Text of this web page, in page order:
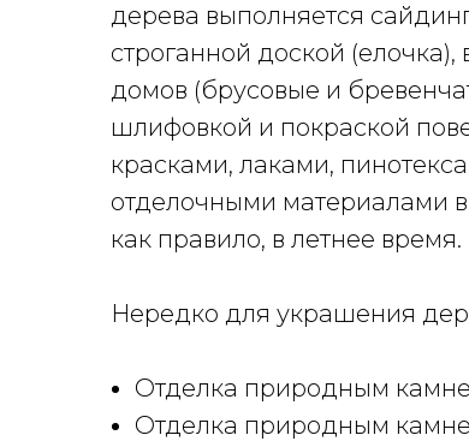
дерева выполняется
строганной доской
домов (брусовые и
шлифовкой и покраской
красками, лаками,
отделочными материалами
как правило, в летнее время.
Нередко для украшения
Отделка природным
Отделка природным